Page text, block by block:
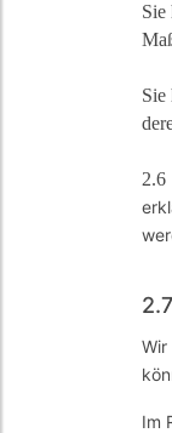
Sie
Sie
Wir
Im